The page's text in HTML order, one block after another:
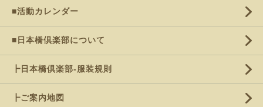
■活動カレンダー
■日本橋倶楽部について
┣日本橋倶楽部-服装規則
┣ご案内地図